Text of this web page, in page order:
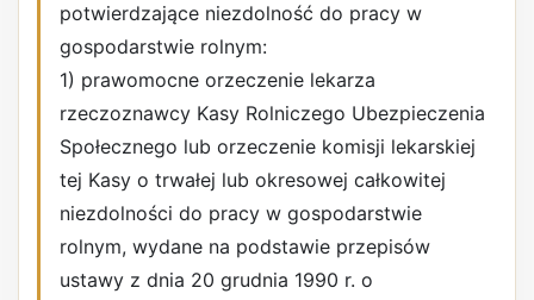
potwierdzające niezdolność do pracy w
gospodarstwie rolnym:
1) prawomocne orzeczenie lekarza
rzeczoznawcy Kasy Rolniczego Ubezpieczenia
Społecznego lub orzeczenie komisji lekarskiej
tej Kasy o trwałej lub okresowej całkowitej
niezdolności do pracy w gospodarstwie
rolnym, wydane na podstawie przepisów
ustawy z dnia 20 grudnia 1990 r. o